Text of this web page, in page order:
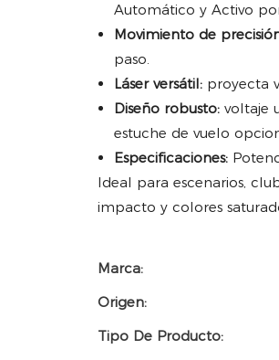
Automático y Activo
Movimiento de
paso.
Láser versátil: proyecta
Diseño robusto: voltaje
estuche de vuelo
Especificaciones:
Ideal para escenarios,
impacto y colores
Marca:
Origen:
Tipo De Producto: